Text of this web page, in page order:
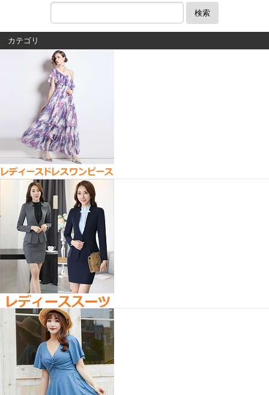
検索
カテゴリ